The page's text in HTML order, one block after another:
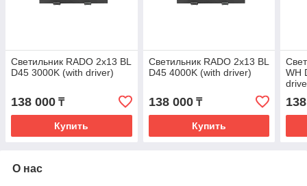
Светильник RADO 2x13 BL
D45 3000K (with driver)
138 000 ₸
Купить
Светильник RADO 2x13 BL
D45 4000K (with driver)
138 000₸
Купить
WH
О нас